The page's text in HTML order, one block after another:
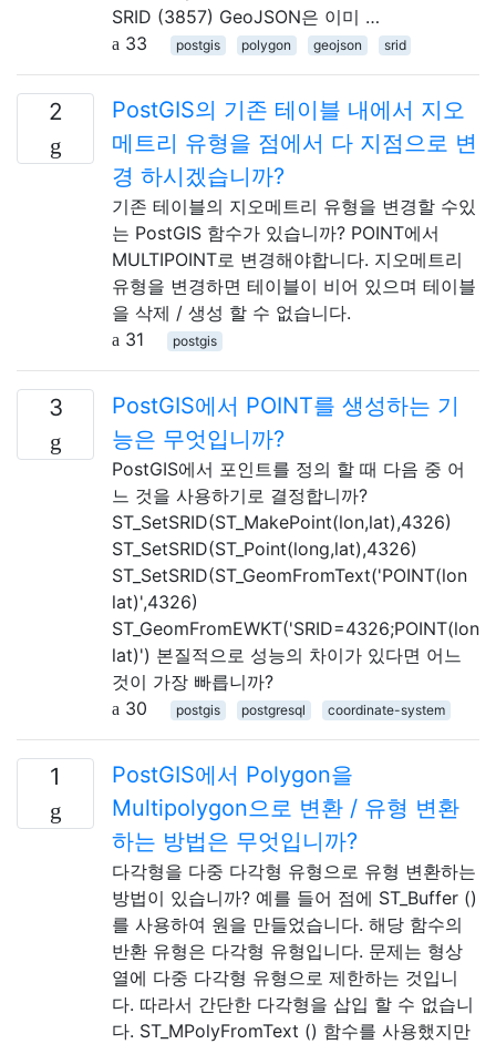
SRID (3857) GeoJSON은 이미 …
33
postgis polygon geojson srid
2
PostGIS의 기존 테이블 내에서 지오
메트리 유형을 점에서 다 지점으로 변
경 하시겠습니까?
기존 테이블의 지오메트리 유형을 변경할 수있
는 PostGIS 함수가 있습니까? POINT에서
MULTIPOINT로 변경해야합니다. 지오메트리
유형을 변경하면 테이블이 비어 있으며 테이블
을 삭제 / 생성 할 수 없습니다.
31
postgis
3
PostGIS에서 POINT를 생성하는 기
능은 무엇입니까?
PostGIS에서 포인트를 정의 할 때 다음 중 어
느 것을 사용하기로 결정합니까?
ST_SetSRID(ST_MakePoint(lon,lat),4326)
ST_SetSRID(ST_Point(long,lat),4326)
ST_SetSRID(ST_GeomFromText('POINT(lon
lat)',4326)
ST_GeomFromEWKT('SRID=4326;POINT(lon
lat)') 본질적으로 성능의 차이가 있다면 어느
것이 가장 빠릅니까?
30
postgis postgresql coordinate-system
1
PostGIS에서 Polygon을
Multipolygon으로 변환 / 유형 변환
하는 방법은 무엇입니까?
다각형을 다중 다각형 유형으로 유형 변환하는
방법이 있습니까? 예를 들어 점에 ST_Buffer ()
를 사용하여 원을 만들었습니다. 해당 함수의
반환 유형은 다각형 유형입니다. 문제는 형상
열에 다중 다각형 유형으로 제한하는 것입니
다. 따라서 간단한 다각형을 삽입 할 수 없습니
다. ST_MPolyFromText () 함수를 사용했지만